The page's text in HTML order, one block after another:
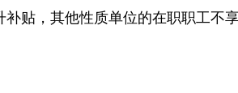
补贴，其他性质单位的在职职工不